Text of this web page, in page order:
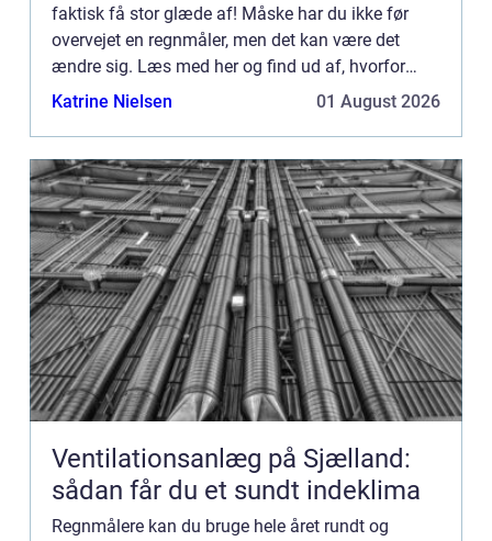
faktisk få stor glæde af! Måske har du ikke før
overvejet en regnmåler, men det kan være det
ændre sig. Læs med her og find ud af, hvorfor
regnmålere kan være super effektive at have i
Katrine Nielsen 01 August 2026
Ventilationsanlæg på Sjælland:
sådan får du et sundt indeklima
Regnmålere kan du bruge hele året rundt og